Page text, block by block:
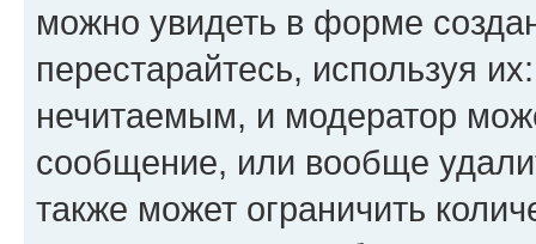
можно увидеть в форме
перестарайтесь, используя
нечитаемым, и модератор
сообщение, или вообще
также может ограничить